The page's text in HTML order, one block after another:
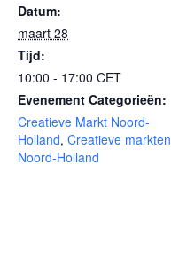
Datum:
maart 28
Tijd:
10:00 - 17:00 CET
Evenement Categorieën:
Creatieve Markt Noord-
Holland, Creatieve markten
Noord-Holland